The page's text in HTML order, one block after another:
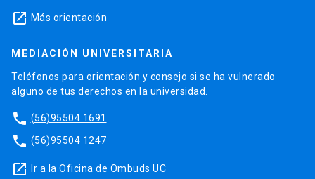
launch Más orientación
MEDIACIÓN UNIVERSITARIA
Teléfonos para orientación y consejo si se ha vulnerado
alguno de tus derechos en la universidad.
phone (56)95504 1691
phone (56)95504 1247
launch Ir a la Oficina de Ombuds UC